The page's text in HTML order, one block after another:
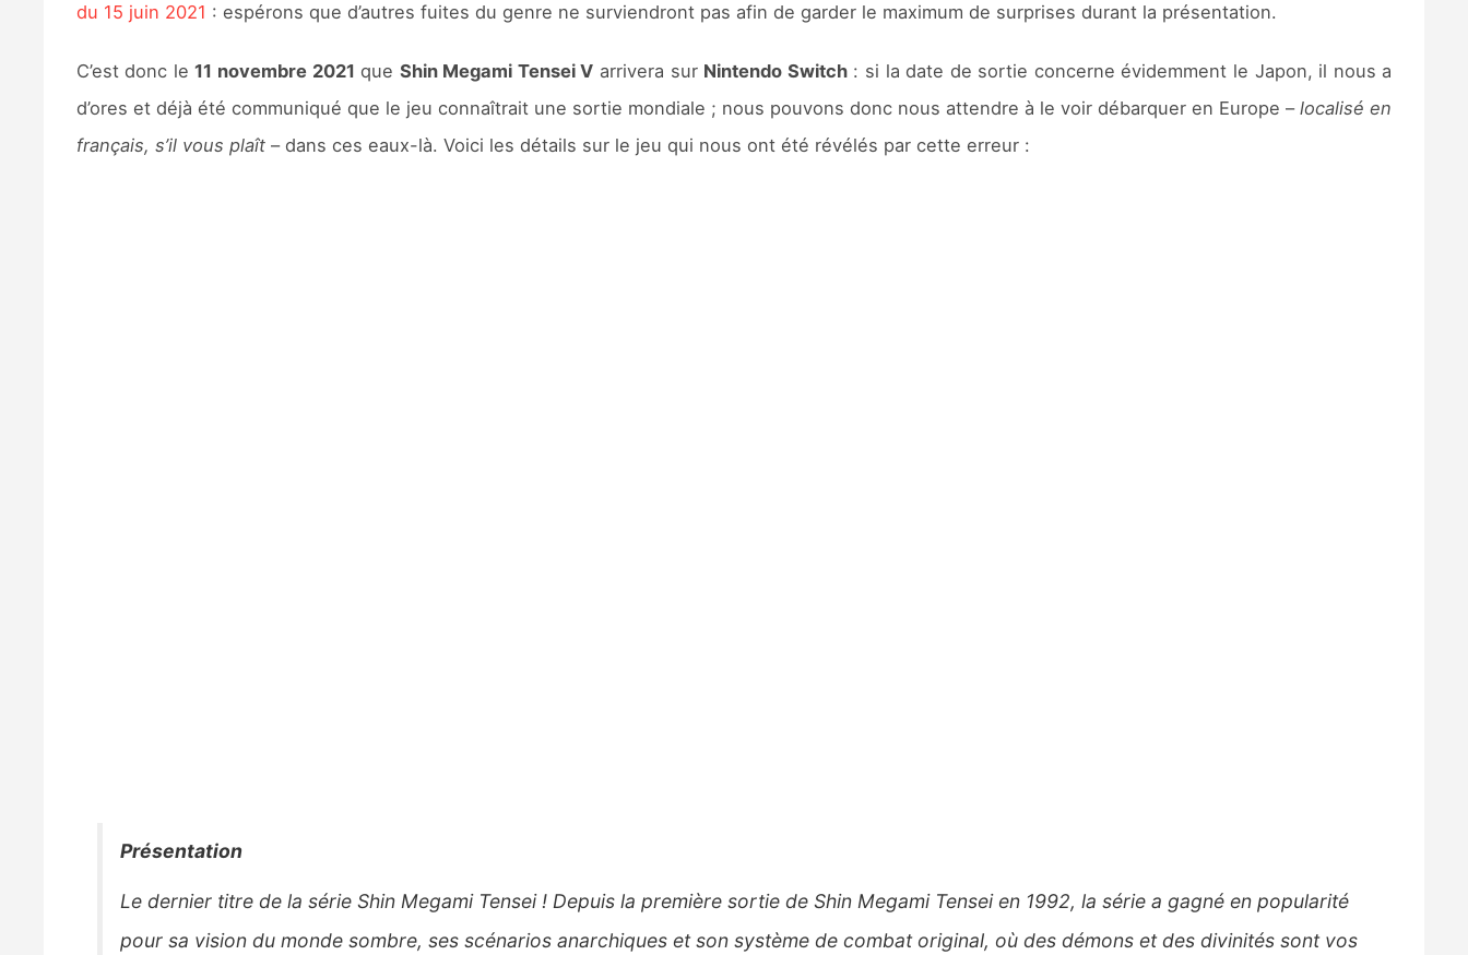
du 15 juin 2021 : espérons que d’autres fuites du genre ne surviendront pas afin de garder le maximum de surprises durant la présentation.
C’est donc le11 novembre 2021 que Shin Megami Tensei V arrivera sur Nintendo Switch: si la date de sortie concerne évidemment le Japon, il nous a
d’ores et déjà été communiqué que le jeu connaîtrait une sortie mondiale ; nous pouvons donc nous attendre à le voir débarquer en Europe –localisé en
français, s’il vous plaît– dans ces eaux-là. Voici les détails sur le jeu qui nous ont été révélés par cette erreur :
Présentation
Le dernier titre de la série Shin Megami Tensei ! Depuis la première sortie de Shin Megami Tensei en 1992, la série a gagné en popularité
pour sa vision du monde sombre, ses scénarios anarchiques et son système de combat original, où des démons et des divinités sont vos